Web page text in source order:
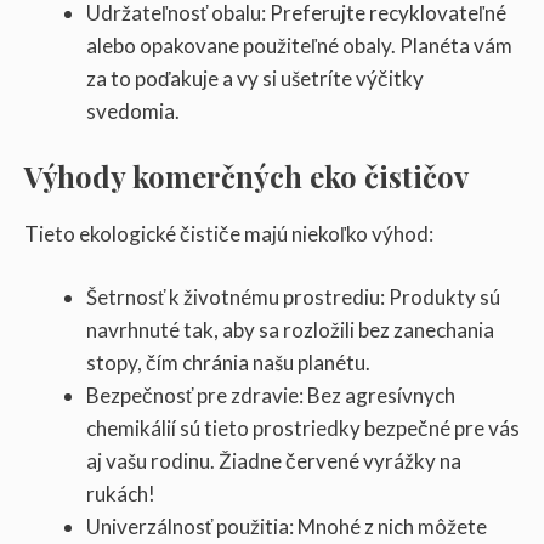
Udržateľnosť obalu: Preferujte recyklovateľné
alebo opakovane použiteľné obaly. Planéta vám
za to poďakuje a vy si ušetríte výčitky
svedomia.
Výhody komerčných eko čističov
Tieto ekologické čističe majú niekoľko výhod:
Šetrnosť k životnému prostrediu: Produkty sú
navrhnuté tak, aby sa rozložili bez zanechania
stopy, čím chránia našu planétu.
Bezpečnosť pre zdravie: Bez agresívnych
chemikálií sú tieto prostriedky bezpečné pre vás
aj vašu rodinu. Žiadne červené vyrážky na
rukách!
Univerzálnosť použitia: Mnohé z nich môžete